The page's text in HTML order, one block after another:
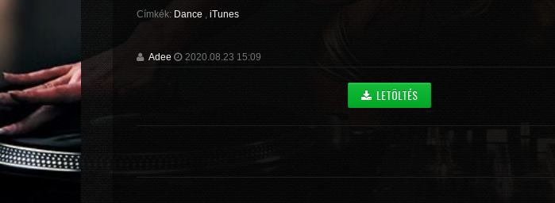
Címkék: Dance , iTunes
Adee 2020.08.23 15:09
LETÖLTÉS